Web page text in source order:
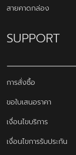
สายคาดกล่อง
SUPPORT
การสั่งซื้อ
ขอใบเสนอราคา
เงื่อนไขบริการ
เงื่อนไขการรับประกัน